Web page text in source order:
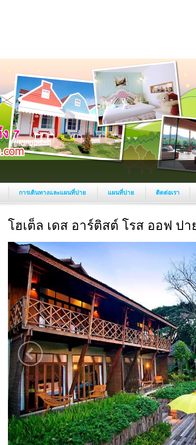
การเดินทางและแผนที่ปาย แผนที่ปาย ติดต่อเรา
โฮเต็ล เดส อาร์ติสต์ โรส ออฟ ปา